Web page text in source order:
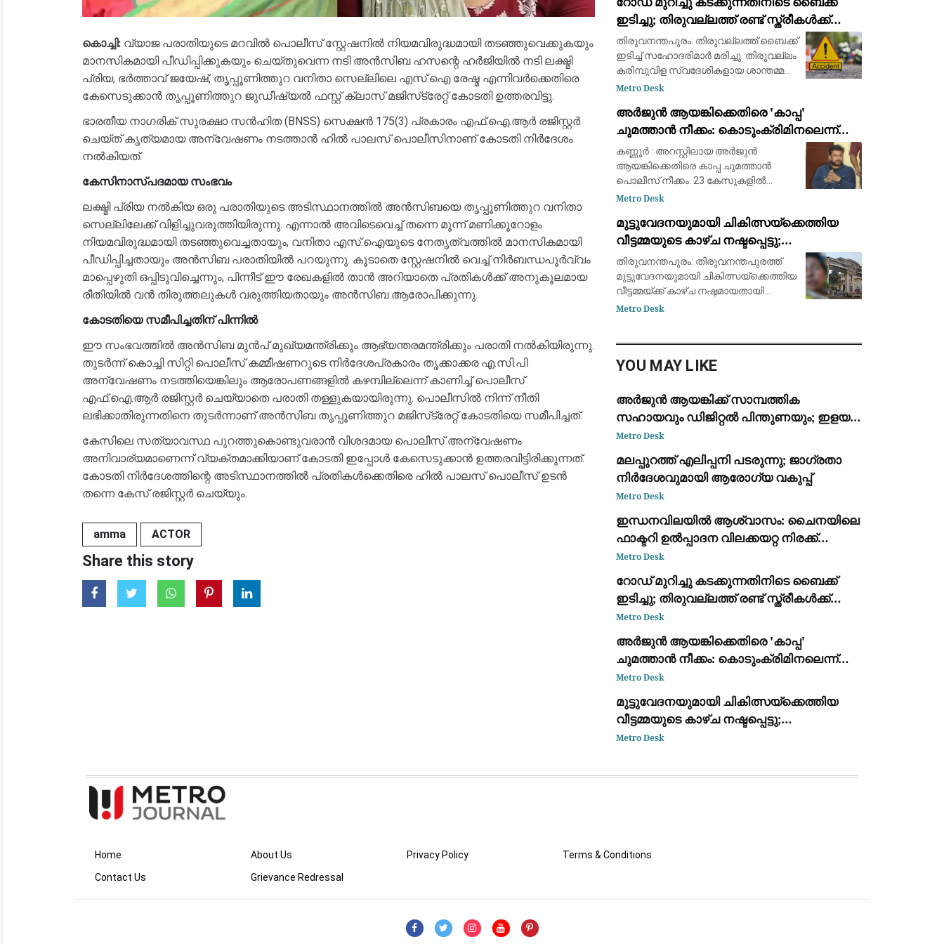
കൊച്ചി: വ്യാജ പരാതിയുടെ മറവിൽ പൊലീസ് സ്റ്റേഷനിൽ നിയമവിരുദ്ധമായി തടഞ്ഞുവെക്കുകയും
മാനസികമായി പീഡിപ്പിക്കുകയും ചെയ്തുവെന്ന നടി അൻസിബ ഹസന്റെ ഹർജിയിൽ നടി ലക്ഷ്മി
പ്രിയ, ഭർത്താവ് ജയേഷ്, തൃപ്പൂണിത്തുറ വനിതാ സെല്ലിലെ എസ്.ഐ രേഷ്മ എന്നിവർക്കെതിരെ
കേസെടുക്കാൻ തൃപ്പൂണിത്തുറ ജുഡീഷ്യൽ ഫസ്റ്റ് ക്ലാസ് മജിസ്‌ട്രേറ്റ് കോടതി ഉത്തരവിട്ടു.
​ഭാരതീയ നാഗരിക് സുരക്ഷാ സൻഹിത (BNSS) സെക്ഷൻ 175(3) പ്രകാരം എഫ്.ഐ.ആർ രജിസ്റ്റർ
ചെയ്ത് കൃത്യമായ അന്വേഷണം നടത്താൻ ഹിൽ പാലസ് പൊലീസിനാണ് കോടതി നിർദേശം
നൽകിയത്.
കേസിനാസ്പദമായ സംഭവം
​ലക്ഷ്മി പ്രിയ നൽകിയ ഒരു പരാതിയുടെ അടിസ്ഥാനത്തിൽ അൻസിബയെ തൃപ്പൂണിത്തുറ വനിതാ
സെല്ലിലേക്ക് വിളിച്ചുവരുത്തിയിരുന്നു. എന്നാൽ അവിടെവെച്ച് തന്നെ മൂന്ന് മണിക്കൂറോളം
നിയമവിരുദ്ധമായി തടഞ്ഞുവെച്ചതായും, വനിതാ എസ്.ഐയുടെ നേതൃത്വത്തിൽ മാനസികമായി
പീഡിപ്പിച്ചതായും അൻസിബ പരാതിയിൽ പറയുന്നു. കൂടാതെ സ്റ്റേഷനിൽ വെച്ച് നിർബന്ധപൂർവ്വം
മാപ്പെഴുതി ഒപ്പിടുവിച്ചെന്നും, പിന്നീട് ഈ രേഖകളിൽ താൻ അറിയാതെ പ്രതികൾക്ക് അനുകൂലമായ
രീതിയിൽ വൻ തിരുത്തലുകൾ വരുത്തിയതായും അൻസിബ ആരോപിക്കുന്നു.
കോടതിയെ സമീപിച്ചതിന് പിന്നിൽ
​ഈ സംഭവത്തിൽ അൻസിബ മുൻപ് മുഖ്യമന്ത്രിക്കും ആഭ്യന്തരമന്ത്രിക്കും പരാതി നൽകിയിരുന്നു.
തുടര്‍ന്ന് കൊച്ചി സിറ്റി പൊലീസ് കമ്മീഷണറുടെ നിർദേശപ്രകാരം തൃക്കാക്കര എ.സി.പി
അന്വേഷണം നടത്തിയെങ്കിലും ആരോപണങ്ങളിൽ കഴമ്പില്ലെന്ന് കാണിച്ച് പൊലീസ്
എഫ്.ഐ.ആർ രജിസ്റ്റർ ചെയ്യാതെ പരാതി തള്ളുകയായിരുന്നു. പൊലീസിൽ നിന്ന് നീതി
ലഭിക്കാതിരുന്നതിനെ തുടർന്നാണ് അൻസിബ തൃപ്പൂണിത്തുറ മജിസ്‌ട്രേറ്റ് കോടതിയെ സമീപിച്ചത്.
​കേസിലെ സത്യാവസ്ഥ പുറത്തുകൊണ്ടുവരാൻ വിശദമായ പൊലീസ് അന്വേഷണം
അനിവാര്യമാണെന്ന് വ്യക്തമാക്കിയാണ് കോടതി ഇപ്പോൾ കേസെടുക്കാൻ ഉത്തരവിട്ടിരിക്കുന്നത്.
കോടതി നിർദേശത്തിന്റെ അടിസ്ഥാനത്തിൽ പ്രതികൾക്കെതിരെ ഹിൽ പാലസ് പൊലീസ് ഉടൻ
തന്നെ കേസ് രജിസ്റ്റർ ചെയ്യും.
amma ACTOR
Share this story
വളർച്ചാനിരക്ക് ജൂലൈ മാസത്തിൽ 3.5
ശതമാനമായി കുറഞ്ഞു
ഇടിച്ചു; തിരുവല്ലത്ത് രണ്ട് സ്ത്രീകള്‍ക്ക്
ദാരുണാന്ത്യം
തിരുവനന്തപുരം: തിരുവല്ലത്ത് ബൈക്ക്
ഇടിച്ച് സഹോദരിമാര്‍ മരിച്ചു. തിരുവല്ലം
കരിമ്പുവിള സ്വദേശികളായ ശാന്തമ്മ
(62), വിജയമ്മ (70) എന്നിവരാണ് മരിച്ചത്.
റോഡില്‍ കരിമ്പുവിള ജങ്ഷ
Metro Desk
അർജുൻ ആയങ്കിക്കെതിരെ 'കാപ്പ'
ചുമത്താൻ നീക്കം: കൊടുംക്രിമിനലെന്ന്
ചൂണ്ടിക്കാട്ടി പൊലീസ് റിപ്പോർട്ട് നൽകും
കണ്ണൂർ : അറസ്റ്റിലായ അർജുൻ
ആയങ്കിക്കെതിരെ കാപ്പ ചുമത്താൻ
പൊലീസ് നീക്കം. 23 കേസുകളിൽ
പ്രതിയായ അർജുൻ കൊടും
നൽകും. അർജുനെതിരെ രണ്ട് വധ
ശ്രമക്കേസുകളും, ആയുധം
ഉപയോഗിച്ച് മ
Metro Desk
മുട്ടുവേദനയുമായി ചികിത്സയ്ക്കെത്തിയ
വീട്ടമ്മയുടെ കാഴ്ച നഷ്ടപ്പെട്ടു;
തിരുവനന്തപുരം മെഡിക്കൽ കോളെജ്
ഡോക്റ്റർക്കെതിരേ പരാതി
തിരുവനന്തപുരം: തിരുവനന്തപുരത്ത്
മുട്ടുവേദനയുമായി ചികിത്സയ്ക്കെത്തിയ
വീട്ടമ്മയ്ക്ക് കാഴ്ച നഷ്ടമായതായി
പരാതി. മരുന്ന് മാറി
Metro Desk
YOU MAY LIKE
അർജുൻ ആയങ്കിക്ക് സാമ്പത്തിക
സഹായവും ഡിജിറ്റൽ പിന്തുണയും; ഇളയ
സഹോദരൻ അജയ് ആയങ്കി അറസ്റ്റിൽ
Metro Desk
മലപ്പുറത്ത് എലിപ്പനി പടരുന്നു; ജാഗ്രതാ
നിർദേശവുമായി ആരോഗ്യ വകുപ്പ്
Metro Desk
ഇന്ധനവിലയിൽ ആശ്വാസം: ചൈനയിലെ
ഫാക്ടറി ഉൽപ്പാദന വിലക്കയറ്റ നിരക്ക്
ജൂലൈയിൽ 3.5% ആയി കുറഞ്ഞു
Metro Desk
റോഡ് മുറിച്ചു കടക്കുന്നതിനിടെ ബൈക്ക്
ഇടിച്ചു; തിരുവല്ലത്ത് രണ്ട് സ്ത്രീകള്‍ക്ക്
ദാരുണാന്ത്യം
Metro Desk
അർജുൻ ആയങ്കിക്കെതിരെ 'കാപ്പ'
ചുമത്താൻ നീക്കം: കൊടുംക്രിമിനലെന്ന്
ചൂണ്ടിക്കാട്ടി പൊലീസ് റിപ്പോർട്ട് നൽകും
Metro Desk
മുട്ടുവേദനയുമായി ചികിത്സയ്ക്കെത്തിയ
വീട്ടമ്മയുടെ കാഴ്ച നഷ്ടപ്പെട്ടു;
തിരുവനന്തപുരം മെഡിക്കൽ കോളെജ്
Metro Desk
Home About Us Privacy Policy
Terms & Conditions
Contact Us
Grievance Redressal